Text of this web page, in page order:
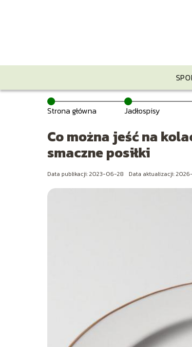
Strona główna Jadłospisy
Co można jeść na
smaczne posiłki
Data publikacji: 2023-06-28 Data aktualizacji: